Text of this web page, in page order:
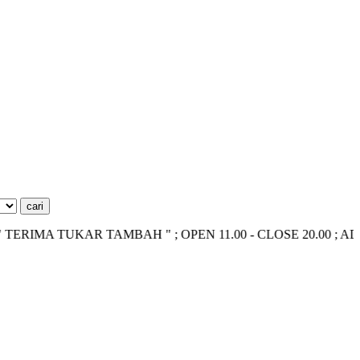
TUKAR TAMBAH " ; OPEN 11.00 - CLOSE 20.00 ; ADMIN